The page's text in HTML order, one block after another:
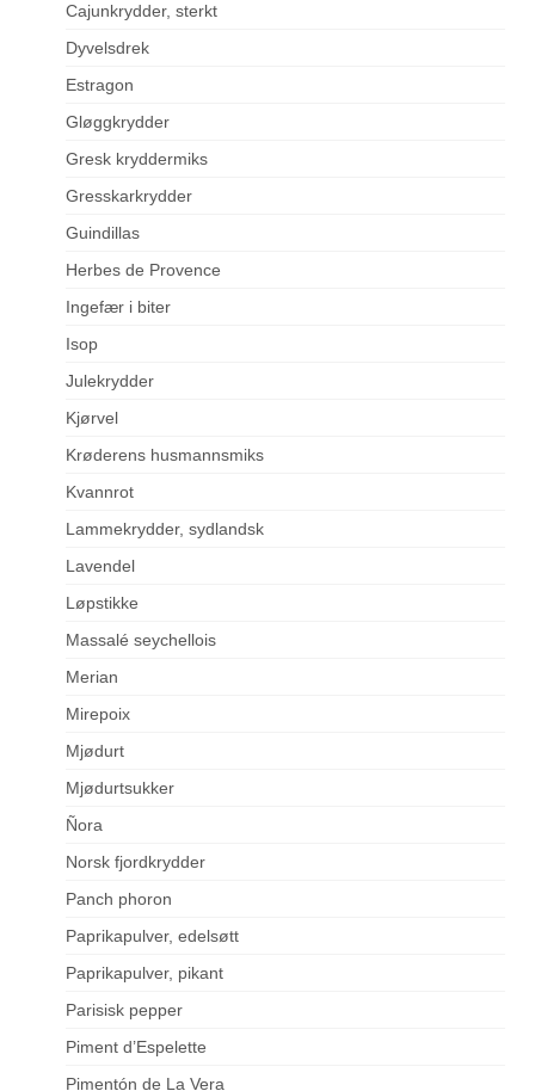
Cajunkrydder, sterkt
Dyvelsdrek
Estragon
Gløggkrydder
Gresk kryddermiks
Gresskarkrydder
Guindillas
Herbes de Provence
Ingefær i biter
Isop
Julekrydder
Kjørvel
Krøderens husmannsmiks
Kvannrot
Lammekrydder, sydlandsk
Lavendel
Løpstikke
Massalé seychellois
Merian
Mirepoix
Mjødurt
Mjødurtsukker
Ñora
Norsk fjordkrydder
Panch phoron
Paprikapulver, edelsøtt
Paprikapulver, pikant
Parisisk pepper
Piment d’Espelette
Pimentón de La Vera